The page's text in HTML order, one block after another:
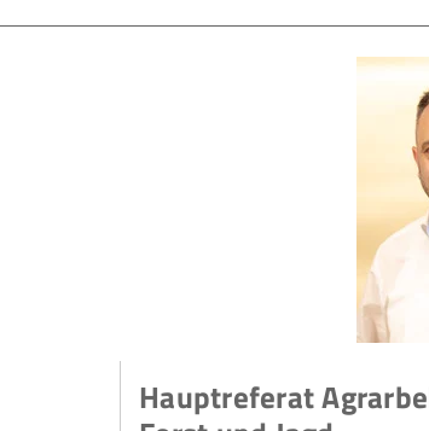
Hauptreferat